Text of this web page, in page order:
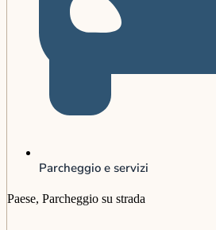
Parcheggio e servizi
Paese, Parcheggio su strada